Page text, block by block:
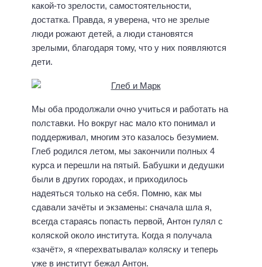
какой-то зрелости, самостоятельности,
достатка. Правда, я уверена, что не зрелые
люди рожают детей, а люди становятся
зрелыми, благодаря тому, что у них появляются
дети.
Мы оба продолжали очно учиться и работать на
полставки. Но вокруг нас мало кто понимал и
поддерживал, многим это казалось безумием.
Глеб родился летом, мы закончили полных 4
курса и перешли на пятый. Бабушки и дедушки
были в других городах, и приходилось
надеяться только на себя. Помню, как мы
сдавали зачёты и экзамены: сначала шла я,
всегда стараясь попасть первой, Антон гулял с
коляской около института. Когда я получала
«зачёт», я «перехватывала» коляску и теперь
уже в институт бежал Антон.